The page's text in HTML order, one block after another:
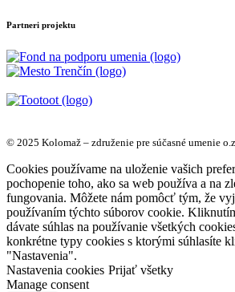
Partneri projektu
© 2025 Kolomaž – združenie pre súčasné umenie
Cookies používame na uloženie vašich
pochopenie toho, ako sa web používa a na
fungovania. Môžete nám pomôcť tým, že
používaním týchto súborov cookie.
dávate súhlas na používanie všetkých
konkrétne typy cookies s ktorými súhlasíte
"Nastavenia".
Nastavenia cookies Prijať všetky
Manage consent